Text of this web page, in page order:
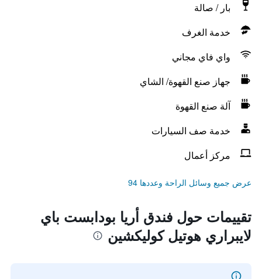
بار / صالة
خدمة الغرف
واي فاي مجاني
جهاز صنع القهوة/ الشاي
آلة صنع القهوة
خدمة صف السيارات
مركز أعمال
عرض جميع وسائل الراحة وعددها 94
تقييمات حول فندق أريا بودابست باي
لايبراري هوتيل كوليكشين